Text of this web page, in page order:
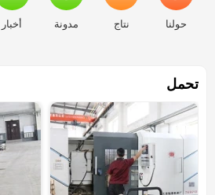
حولنا نتاج مدونة أخبار
تحمل